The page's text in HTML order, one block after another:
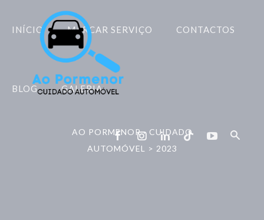
INÍCIO MARCAR SERVIÇO CONTACTOS
BLOG GALERIA
AO PORMENOR - CUIDADO
AUTOMÓVEL
> 2023